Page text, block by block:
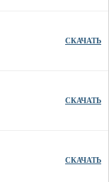
СКАЧАТЬ
СКАЧАТЬ
СКАЧАТЬ